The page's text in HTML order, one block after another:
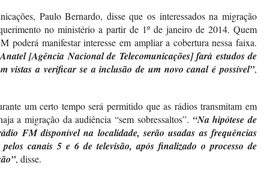
Paulo Bernardo, disse que os interessados na migração
no ministério a partir de 1º de janeiro de 2014. Quem
poderá manifestar interesse em ampliar a cobertura nessa faixa.
[Agência Nacional de Telecomunicações] fará estudos de
vistas a verificar se a inclusão de um novo canal é possível”,
um certo tempo será permitido que as rádios transmitam em
a migração da audiência “sem sobressaltos”. “Na hipótese de
FM disponível na localidade, serão usadas as frequências
pelos canais 5 e 6 de televisão, após finalizado o processo de
, disse.